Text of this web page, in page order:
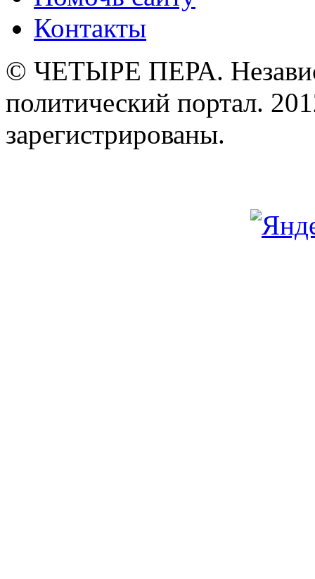
Контакты
© ЧЕТЫРЕ ПЕРА.
политический портал.
зарегистрированы.